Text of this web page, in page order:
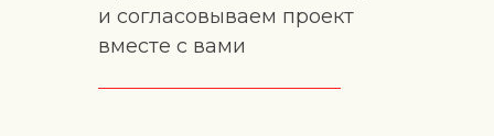
и согласовываем проект
вместе с вами